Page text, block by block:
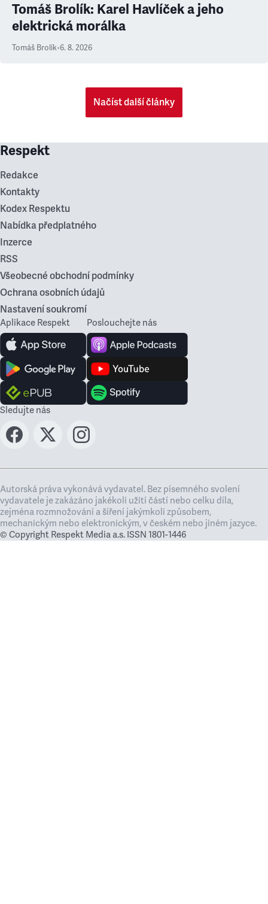
Tomáš Brolík: Karel Havlíček a jeho
elektrická morálka
Tomáš Brolík•6. 8. 2026
Načíst další články
Respekt
Redakce
Kontakty
Kodex Respektu
Nabídka předplatného
Inzerce
RSS
Všeobecné obchodní podmínky
Ochrana osobních údajů
Nastavení soukromí
Aplikace Respekt Poslouchejte nás
Sledujte nás
Autorská práva vykonává vydavatel. Bez písemného svolení
vydavatele je zakázáno jakékoli užití částí nebo celku díla,
zejména rozmnožování a šíření jakýmkoli způsobem,
mechanickým nebo elektronickým, v českém nebo jiném jazyce.
© Copyright Respekt Media a.s. ISSN 1801-1446